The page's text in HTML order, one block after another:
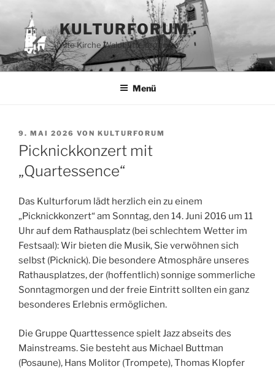
springen
KULTURFORUM
Alte Kirche Waldbüttelbrunn e.V.
Menü
VERÖFFENTLICHT
AM
9. MAI 2026 VON KULTURFORUM
Picknickkonzert mit
„Quartessence“
Das Kulturforum lädt herzlich ein zu einem
„Picknickkonzert“ am Sonntag, den 14. Juni 2016 um 11
Uhr auf dem Rathausplatz (bei schlechtem Wetter im
Festsaal): Wir bieten die Musik, Sie verwöhnen sich
selbst (Picknick). Die besondere Atmosphäre unseres
Rathausplatzes, der (hoffentlich) sonnige sommerliche
Sonntagmorgen und der freie Eintritt sollten ein ganz
besonderes Erlebnis ermöglichen.
Die Gruppe Quarttessence spielt Jazz abseits des
Mainstreams. Sie besteht aus Michael Buttman
(Posaune), Hans Molitor (Trompete), Thomas Klopfer